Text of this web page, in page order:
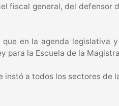
fiscal general, del defensor
que en la agenda legislativa
para la Escuela de la
instó a todos los sectores de